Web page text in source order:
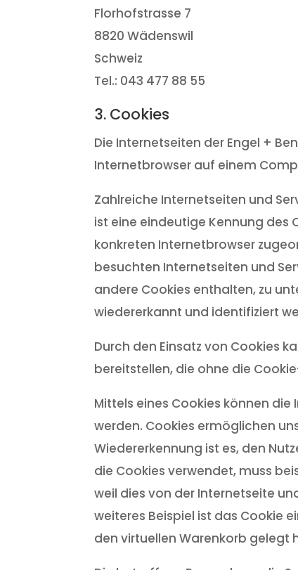
Florhofstrasse 7
8820 Wädenswil
Schweiz
Tel.: 043 477 88 55
3. Cookies
Die Internetseiten der Engel +
Internetbrowser auf einem
Zahlreiche Internetseiten und
ist eine eindeutige Kennung des
konkreten Internetbrowser
besuchten Internetseiten und
andere Cookies enthalten, zu
wiedererkannt und identifiziert
Durch den Einsatz von Cookies
bereitstellen, die ohne die
Mittels eines Cookies können
werden. Cookies ermöglichen
Wiedererkennung ist es, den
die Cookies verwendet, muss
weil dies von der Internetseite
weiteres Beispiel ist das Cookie
den virtuellen Warenkorb gelegt